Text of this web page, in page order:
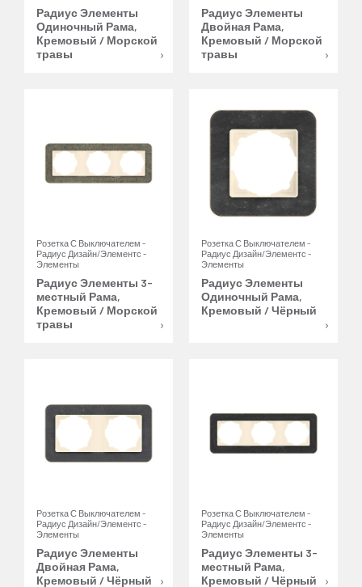
Радиус Элементы
Одиночный Рама,
Кремовый / Морской
травы
Радиус Элементы
Двойная Рама,
Кремовый / Морской
травы
Розетка С Выключателем -
Радиус Дизайн/Элементс -
Элементы
Радиус Элементы 3-
местный Рама,
Кремовый / Морской
травы
Розетка С Выключателем -
Радиус Дизайн/Элементс -
Элементы
Радиус Элементы
Одиночный Рама,
Кремовый / Чёрный
Розетка С Выключателем -
Радиус Дизайн/Элементс -
Элементы
Радиус Элементы
Двойная Рама,
Кремовый / Чёрный
Розетка С Выключателем -
Радиус Дизайн/Элементс -
Элементы
Радиус Элементы 3-
местный Рама,
Кремовый / Чёрный